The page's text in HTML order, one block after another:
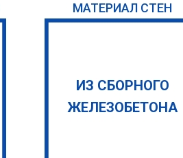
МАТЕРИАЛ СТЕН
ИЗ СБОРНОГО
ЖЕЛЕЗОБЕТОНА